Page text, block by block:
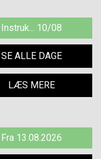
Instruk... 10/08
SE ALLE DAGE
LÆS MERE
Fra 13.08.2026